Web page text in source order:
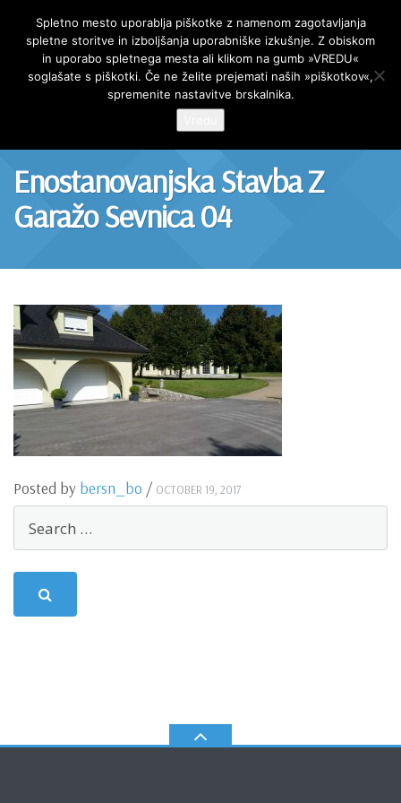
Skip
content
Enostanovanjska Stavba Z
Garažo Sevnica 04
Posted by bersn_bo / OCTOBER 19, 2017
AR Projekt
Spletno mesto uporablja piškotke z namenom zagotavljanja
spletne storitve in izboljšanja uporabniške izkušnje. Z obiskom
in uporabo spletnega mesta ali klikom na gumb »VREDU«
soglašate s piškotki. Če ne želite prejemati naših »piškotkov«,
spremenite nastavitve brskalnika.